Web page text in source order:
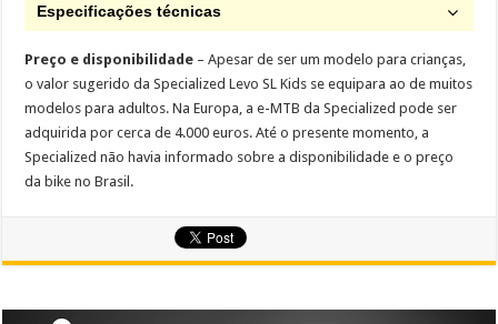
Especificações técnicas
Preço e disponibilidade – Apesar de ser um modelo para crianças,
o valor sugerido da Specialized Levo SL Kids se equipara ao de muitos
modelos para adultos. Na Europa, a e-MTB da Specialized pode ser
adquirida por cerca de 4.000 euros. Até o presente momento, a
Specialized não havia informado sobre a disponibilidade e o preço
da bike no Brasil.